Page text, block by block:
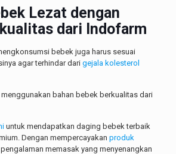
Lezat dengan
dari Indofarm
bebek juga harus sesuai
agar terhindar dari gejala kolesterol
bahan bebek berkualitas dari
untuk mendapatkan daging bebek terbaik
Dengan mempercayakan produk
pengalaman memasak yang menyenangkan